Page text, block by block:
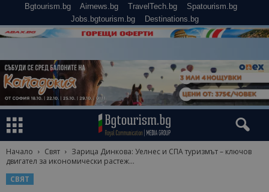
Bgtourism.bg Airnews.bg TravelTech.bg
Spatourism.bg
Jobs.bgtourism.bg
Destinations.bg
Начало Свят
Зарица Динкова: Уелнес и СПА туризмът – ключов
двигател за икономически растеж...
СВЯТ